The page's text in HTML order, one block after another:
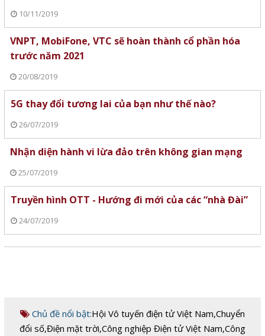
10/11/2019
VNPT, MobiFone, VTC sẽ hoàn thành cổ phần hóa
trước năm 2021
20/08/2019
5G thay đổi tương lai của bạn như thế nào?
26/07/2019
Nhận diện hành vi lừa đảo trên không gian mạng
25/07/2019
Truyền hình OTT - Hướng đi mới của các “nhà Đài”
24/07/2019
Chủ đề nổi bật:Hội Vô tuyến điện tử Việt Nam,Chuyển
đổi số,Điện mặt trời,Công nghiệp Điện tử Việt Nam,Công